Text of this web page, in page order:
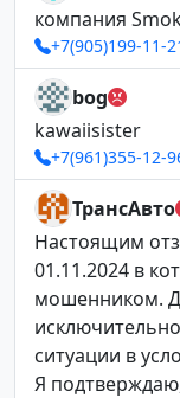
компания
+7(905)199-11-
bog
kawaiisister
+7(961)355-12-
ТрансАвто
Настоящим
01.11.2024 в
мошенником.
ситуации в
Я